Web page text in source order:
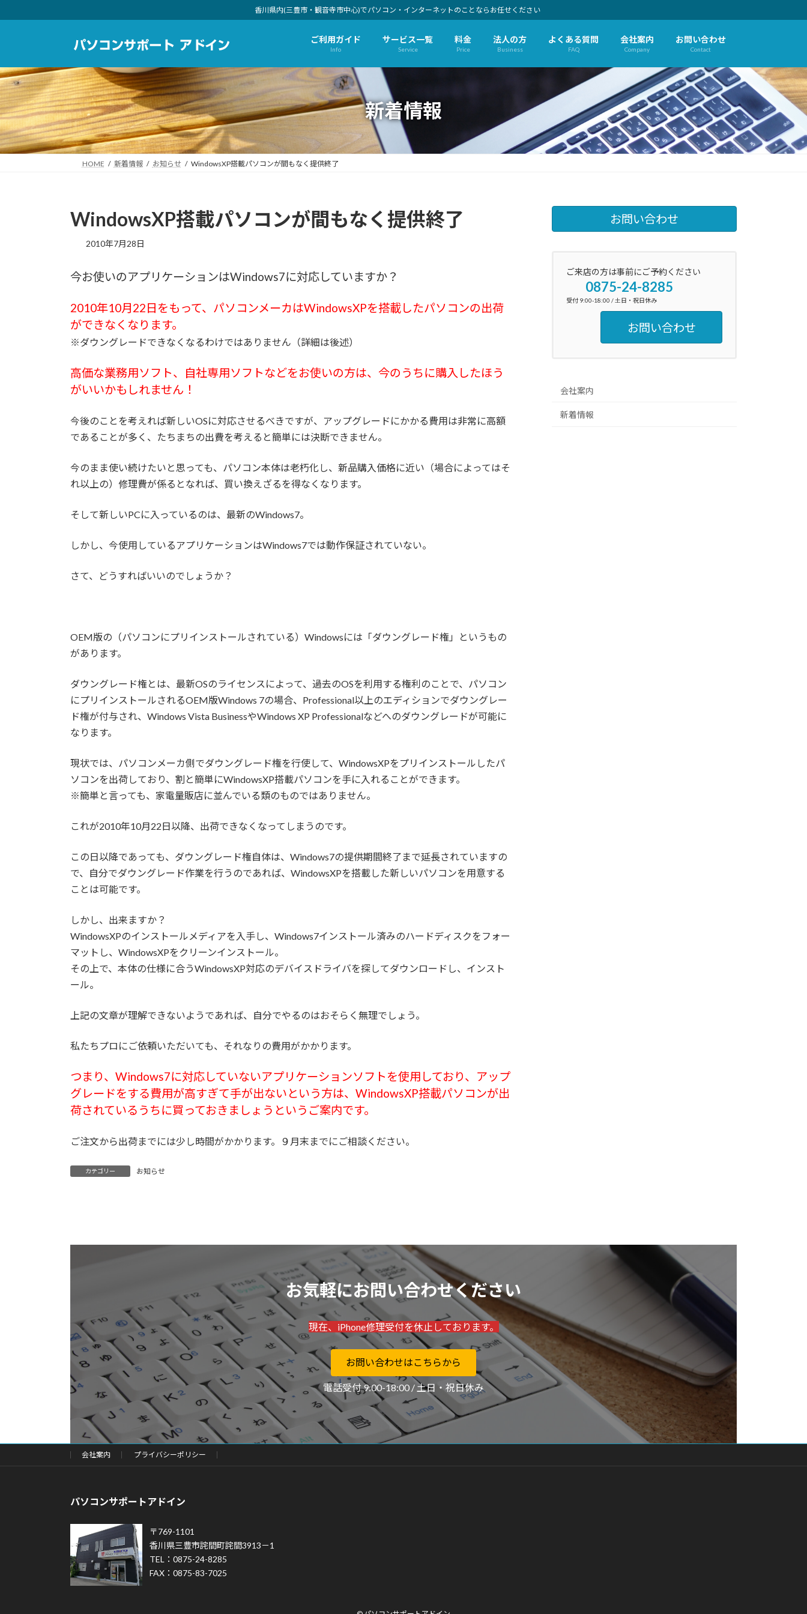
ン
ツ
へ
ス
キ
ッ
プ
ビ
シ
ョ
ン
に
移
動
香川県内(三豊市・観音寺市中心)でパソコン・インターネットのことならお任せください
ご利用ガイド
Info
サービス一覧
Service
料金
Price
法人の方
Business
よくある質問
FAQ
会社案内
Company
お問い合わせ
Contact
新着情報
HOME 新着情報 お知らせ WindowsXP搭載パソコンが間もなく提供終了
WindowsXP搭載パソコンが間もなく提供終了
2010年7月28日
今お使いのアプリケーションはWindows7に対応していますか？
2010年10月22日をもって、パソコンメーカはWindowsXPを搭載したパソコンの出荷
ができなくなります。
※ダウングレードできなくなるわけではありません（詳細は後述）
高価な業務用ソフト、自社専用ソフトなどをお使いの方は、今のうちに購入したほう
がいいかもしれません！
今後のことを考えれば新しいOSに対応させるべきですが、アップグレードにかかる費用は非常に高額
であることが多く、たちまちの出費を考えると簡単には決断できません。
今のまま使い続けたいと思っても、パソコン本体は老朽化し、新品購入価格に近い（場合によってはそ
れ以上の）修理費が係るとなれば、買い換えざるを得なくなります。
そして新しいPCに入っているのは、最新のWindows7。
しかし、今使用しているアプリケーションはWindows7では動作保証されていない。
さて、どうすればいいのでしょうか？
OEM版の（パソコンにプリインストールされている）Windowsには「ダウングレード権」というもの
があります。
ダウングレード権とは、最新OSのライセンスによって、過去のOSを利用する権利のことで、パソコン
にプリインストールされるOEM版Windows 7の場合、Professional以上のエディションでダウングレー
ド権が付与され、Windows Vista BusinessやWindows XP Professionalなどへのダウングレードが可能に
なります。
現状では、パソコンメーカ側でダウングレード権を行使して、WindowsXPをプリインストールしたパ
ソコンを出荷しており、割と簡単にWindowsXP搭載パソコンを手に入れることができます。
※簡単と言っても、家電量販店に並んでいる類のものではありません。
これが2010年10月22日以降、出荷できなくなってしまうのです。
この日以降であっても、ダウングレード権自体は、Windows7の提供期間終了まで延長されていますの
で、自分でダウングレード作業を行うのであれば、WindowsXPを搭載した新しいパソコンを用意する
ことは可能です。
しかし、出来ますか？
WindowsXPのインストールメディアを入手し、Windows7インストール済みのハードディスクをフォー
マットし、WindowsXPをクリーンインストール。
その上で、本体の仕様に合うWindowsXP対応のデバイスドライバを探してダウンロードし、インスト
ール。
上記の文章が理解できないようであれば、自分でやるのはおそらく無理でしょう。
私たちプロにご依頼いただいても、それなりの費用がかかります。
つまり、Windows7に対応していないアプリケーションソフトを使用しており、アップ
グレードをする費用が高すぎて手が出ないという方は、WindowsXP搭載パソコンが出
荷されているうちに買っておきましょうというご案内です。
ご注文から出荷までには少し時間がかかります。９月末までにご相談ください。
カテゴリー お知らせ
お問い合わせ
ご来店の方は事前にご予約ください
0875-24-8285
受付 9:00-18:00 / 土日・祝日休み
お問い合わせ
会社案内
新着情報
お気軽にお問い合わせください
現在、iPhone修理受付を休止しております。
お問い合わせはこちらから
電話受付 9:00-18:00 / 土日・祝日休み
会社案内 プライバシーポリシー
パソコンサポートアドイン
〒769-1101
香川県三豊市詫間町詫間3913－1
TEL：0875-24-8285
FAX：0875-83-7025